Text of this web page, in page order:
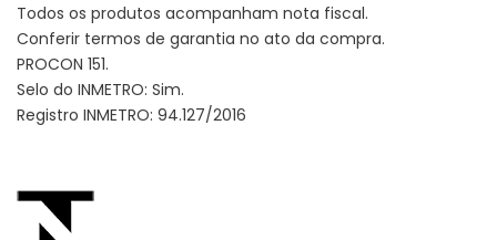
Todos os produtos acompanham nota fiscal.
Conferir termos de garantia no ato da compra.
PROCON 151.
Selo do INMETRO: Sim.
Registro INMETRO: 94.127/2016